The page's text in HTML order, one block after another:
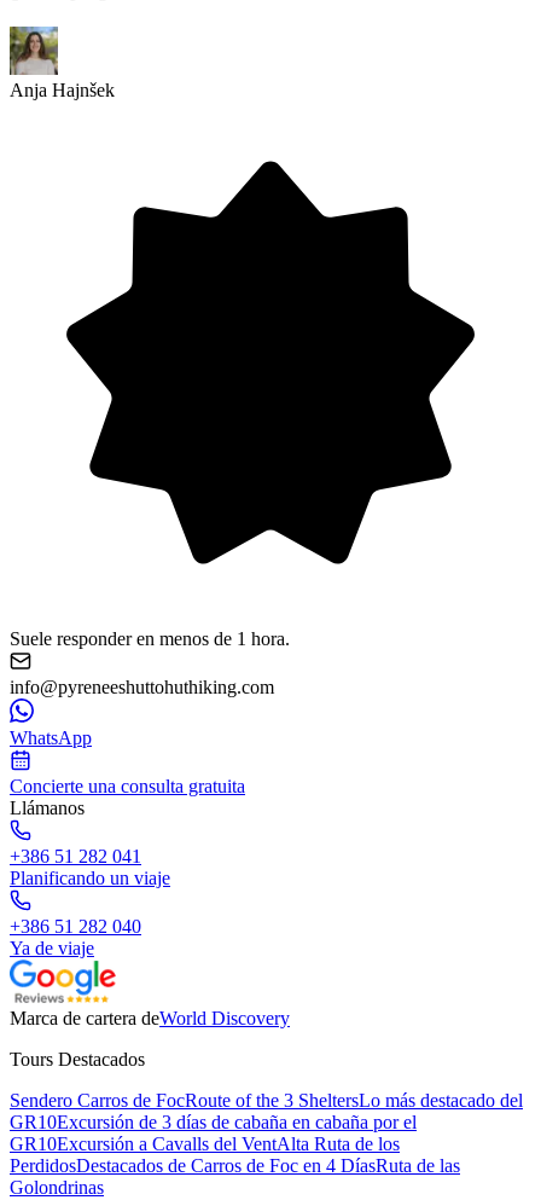
Anja Hajnšek
Suele responder en menos de 1 hora.
info@pyreneeshuttohuthiking.com
WhatsApp
Concierte una consulta gratuita
Llámanos
+386 51 282 041
Planificando un viaje
+386 51 282 040
Ya de viaje
Marca de cartera deWorld Discovery
Tours Destacados
Sendero Carros de FocRoute of the 3 SheltersLo más destacado del
GR10Excursión de 3 días de cabaña en cabaña por el
GR10Excursión a Cavalls del VentAlta Ruta de los
PerdidosDestacados de Carros de Foc en 4 DíasRuta de las
Golondrinas